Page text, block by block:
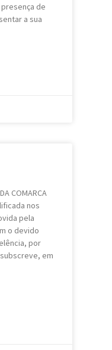
de
a sua
COMARCA
nos
pela
o devido
por
em